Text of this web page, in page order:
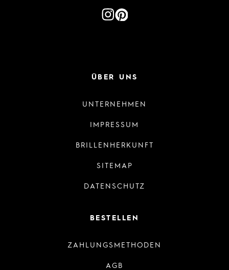
ÜBER UNS
UNTERNEHMEN
IMPRESSUM
BRILLENHERKUNFT
SITEMAP
DATENSCHUTZ
BESTELLEN
ZAHLUNGSMETHODEN
AGB